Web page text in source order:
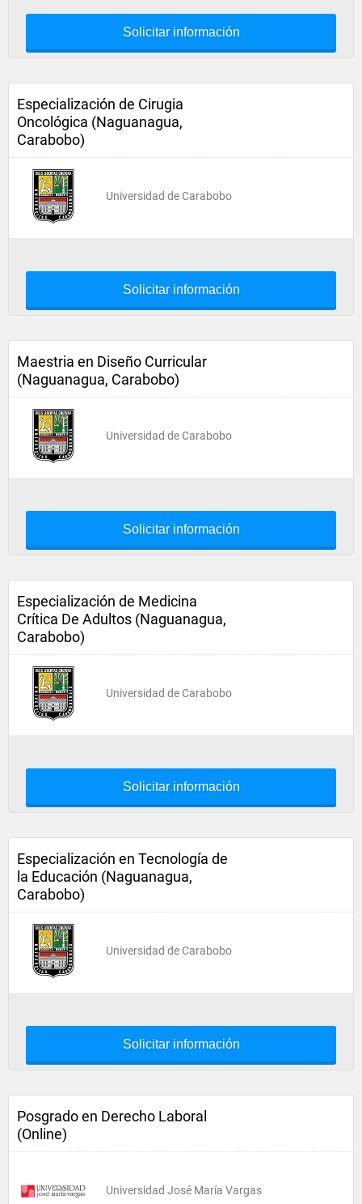
Solicitar información
Especialización de Cirugia
Oncológica (Naguanagua,
Carabobo)
Universidad de Carabobo
Solicitar información
Maestria en Diseño Curricular
(Naguanagua, Carabobo)
Universidad de Carabobo
Solicitar información
Especialización de Medicina
Crítica De Adultos (Naguanagua,
Carabobo)
Universidad de Carabobo
Solicitar información
Especialización en Tecnología de
la Educación (Naguanagua,
Carabobo)
Universidad de Carabobo
Solicitar información
Posgrado en Derecho Laboral
(Online)
Universidad José María Vargas